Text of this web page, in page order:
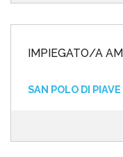
IMPIEGATO/A
SAN POLO DI PIAVE